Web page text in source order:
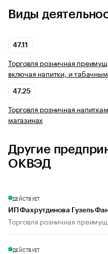
Виды
47.11
Торговля розничная
включая напитки, и
47.25
Торговля розничная
магазинах
Другие
ОКВЭД
ДЕЙСТВУЕТ
ИП Фахрутдинова Гузель
Торговля розничная
ДЕЙСТВУЕТ